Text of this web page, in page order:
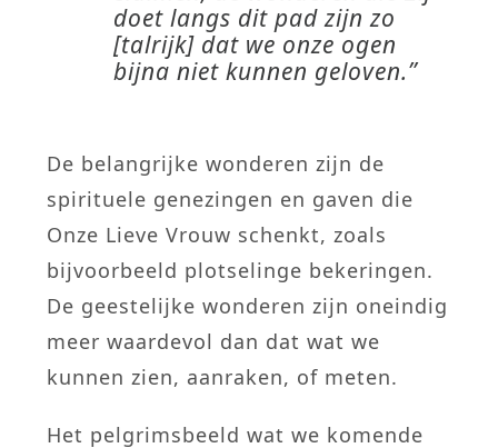
doet langs dit pad zijn zo
[talrijk] dat we onze ogen
bijna niet kunnen geloven.”
De belangrijke wonderen zijn de
spirituele genezingen en gaven die
Onze Lieve Vrouw schenkt, zoals
bijvoorbeeld plotselinge bekeringen.
De geestelijke wonderen zijn oneindig
meer waardevol dan dat wat we
kunnen zien, aanraken, of meten.
Het pelgrimsbeeld wat we komende